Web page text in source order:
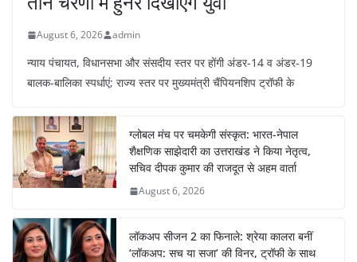
August 6, 2026 admin
न्याय पंचायत, विधानसभा और संसदीय स्तर पर होंगी अंडर-14 व अंडर-19
बालक-बालिका स्पर्धाएं; राज्य स्तर पर मुख्यमंत्री चैंपियनशिप ट्रॉफी के
ग्लोबल मंच पर चमकेगी संस्कृत: भारत-नेपाल
शैक्षणिक साझेदारी का उत्तराखंड ने किया नेतृत्व,
सचिव दीपक कुमार की राजदूत से अहम वार्ता
August 6, 2026
लॉकअप सीजन 2 का फिनाले: श्रेया कालरा बनीं
‘लॉकअप: सच या सजा’ की विनर, ट्रॉफी के साथ